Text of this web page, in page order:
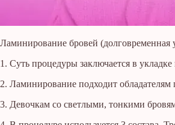
Ламинирование бровей (долговременная
1. Суть процедуры заключается в
2. Ламинирование подходит
3. Девочкам со светлыми, тонкими